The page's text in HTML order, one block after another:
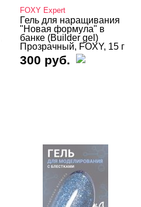
FOXY Expert
Гель для наращивания
"Новая формула" в
банке (Builder gel)
Прозрачный, FOXY, 15 г
300 руб.